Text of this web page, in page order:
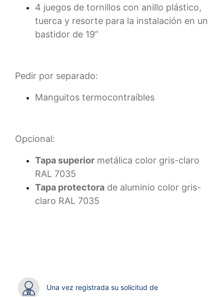
4 juegos de tornillos con anillo plástico,
tuerca y resorte para la instalación en un
bastidor de 19”
Pedir por separado:
Manguitos termocontraíbles
Opcional:
Tapa superior metálica color gris-claro
RAL 7035
Tapa protectora de aluminio color gris-
claro RAL 7035
Una vez registrada su solicitud de